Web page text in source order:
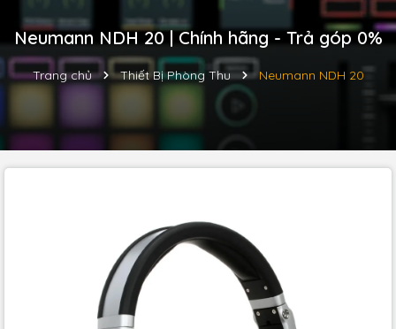
Neumann NDH 20 | Chính hãng - Trả góp 0%
Trang chủ Thiết Bị Phòng Thu Neumann NDH 20